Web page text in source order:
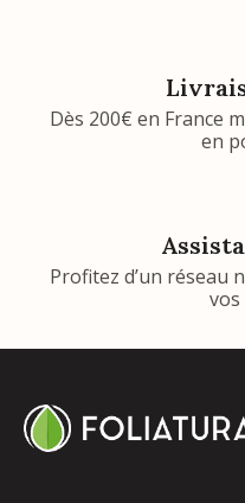
Dès 200€ en France
en
Profitez d’un réseau